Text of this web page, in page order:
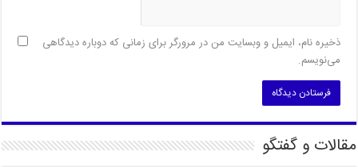
ذخیره نام، ایمیل و وبسایت من در مرورگر برای زمانی که دوباره دیدگاهی
می‌نویسم.
مقالات و گفتگو